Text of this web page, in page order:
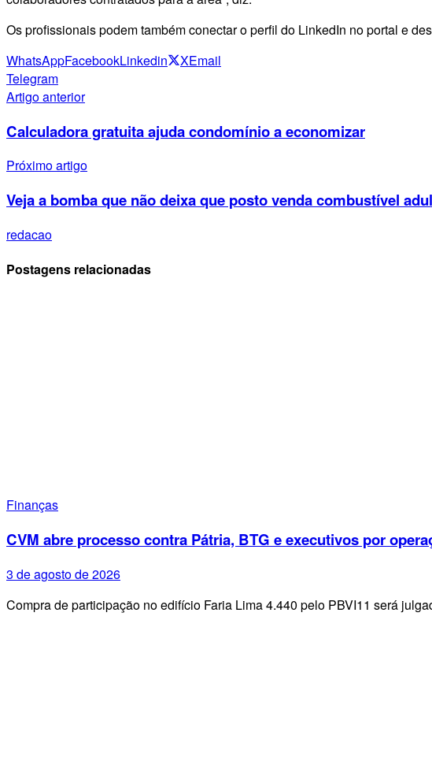
Os profissionais podem também conectar o perfil do LinkedIn no portal e
WhatsAppFacebookLinkedin XEmail
Telegram
Artigo anterior
Calculadora gratuita ajuda condomínio a economizar
Próximo artigo
Veja a bomba que não deixa que posto venda combustível
redacao
Postagens relacionadas
Finanças
CVM abre processo contra Pátria, BTG e executivos por
3 de agosto de 2026
Compra de participação no edifício Faria Lima 4.440 pelo PBVI11 será